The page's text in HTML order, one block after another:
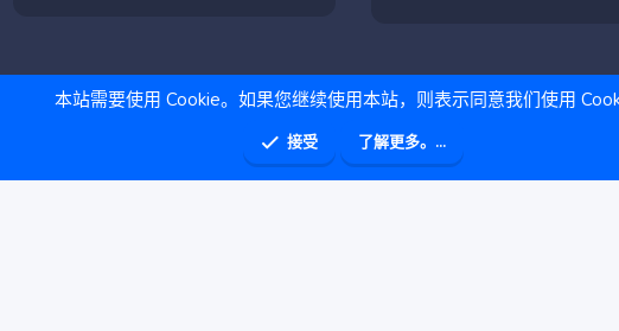
S
本站需要使用 Cookie。如果您继续使用本站，则表示同意我们使用
接受 了解更多。...